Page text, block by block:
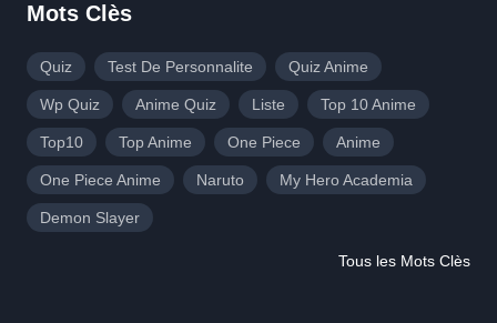
Mots Clès
Quiz Test De Personnalite Quiz Anime
Wp Quiz Anime Quiz Liste Top 10 Anime
Top10 Top Anime One Piece Anime
One Piece Anime Naruto My Hero Academia
Demon Slayer
Tous les Mots Clès